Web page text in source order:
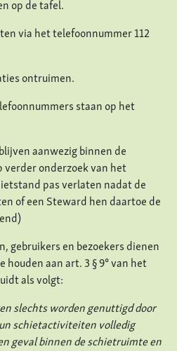
op de tafel.
via het telefoonnummer 112
ontruimen.
staan op het
aanwezig binnen de
verder onderzoek van het
pas verlaten nadat de
of een Steward hen daartoe de
gebruikers en bezoekers dienen
aan art. 3 § 9° van het
als volgt:
slechts worden genuttigd door
schietactiviteiten volledig
geval binnen de schietruimte en